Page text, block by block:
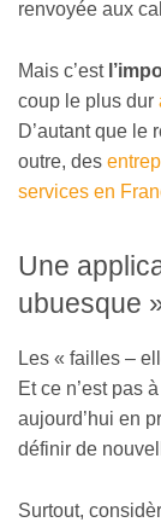
renvoyée aux
Mais c’est
coup le plus dur
D’autant que le
outre, des
services en
Une
ubuesque
Les « failles –
Et ce n’est pas
aujourd’hui en
définir de
Surtout,